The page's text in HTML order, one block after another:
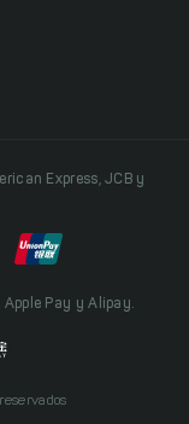
Express, JCB y
Pay y Alipay.